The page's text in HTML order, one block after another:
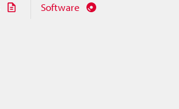
Software